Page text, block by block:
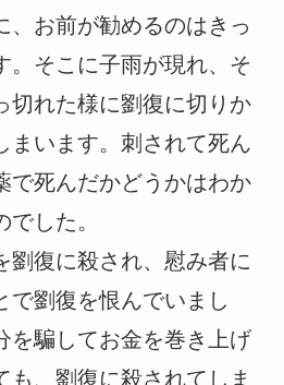
、お前が勧めるのはきっ
。そこに子雨が現れ、そ
切れた様に劉復に切りか
まいます。刺されて死ん
で死んだかどうかはわか
した。
劉復に殺され、慰み者に
で劉復を恨んでいまし
を騙してお金を巻き上げ
も、劉復に殺されてしま